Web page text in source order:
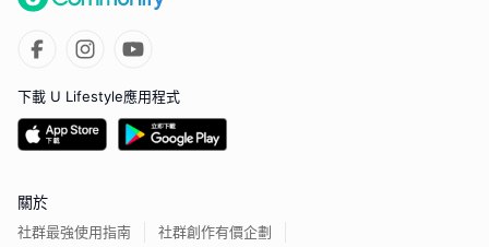
下載 U Lifestyle應用程式
關於
社群最強使用指南 社群創作有價企劃